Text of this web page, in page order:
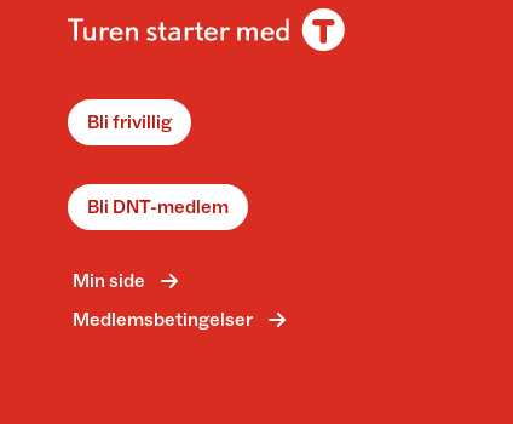
Bli frivillig
Bli DNT-medlem
Min side
Medlemsbetingelser